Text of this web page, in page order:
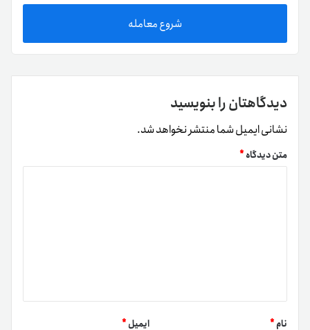
شروع معامله
دیدگاهتان را بنویسید
نشانی ایمیل شما منتشر نخواهد شد.
متن دیدگاه*
نام* ایمیل*